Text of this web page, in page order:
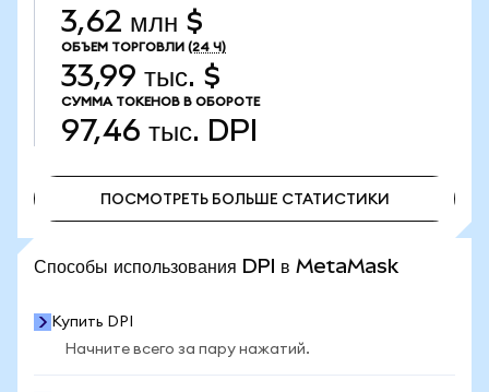
3,62 млн $
ОБЪЕМ ТОРГОВЛИ (24 Ч)
33,99 тыс. $
СУММА ТОКЕНОВ В ОБОРОТЕ
97,46 тыс. DPI
ПОСМОТРЕТЬ БОЛЬШЕ СТАТИСТИКИ
Способы использования DPI в MetaMask
Купить DPI
Начните всего за пару нажатий.